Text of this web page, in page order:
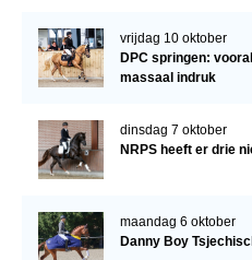
vrijdag 10 oktober
DPC springen:
massaal indruk
dinsdag 7 oktober
NRPS heeft er drie
maandag 6 oktober
Danny Boy